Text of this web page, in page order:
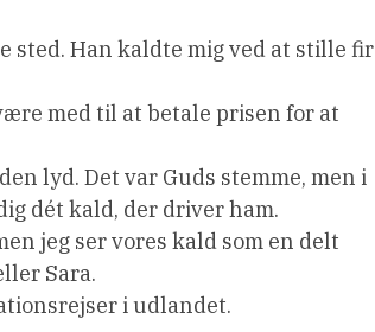
sted. Han kaldte mig ved at stille
med til at betale prisen for at
lyd. Det var Guds stemme, men i
dét kald, der driver ham.
jeg ser vores kald som en delt
Sara.
i udlandet.